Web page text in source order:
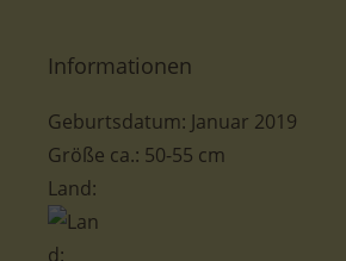
Informationen
Geburtsdatum: Januar 2019
Größe ca.: 50-55 cm
Land: